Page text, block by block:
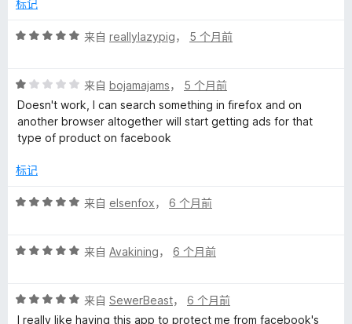
标记
评
/
5
来自 reallylazypig， 5 个月前
评
分
1
/
来自 bojamajams， 5 个月前
Doesn't work, I can search something in firefox and on
another browser altogether will start getting ads for that
type of product on facebook
标记
评
/
来自 elsenfox， 6 个月前
评
/
5
来自 Avakining， 6 个月前
评
分
来自 SewerBeast， 6 个月前
I really like having this app to protect me from facebook's